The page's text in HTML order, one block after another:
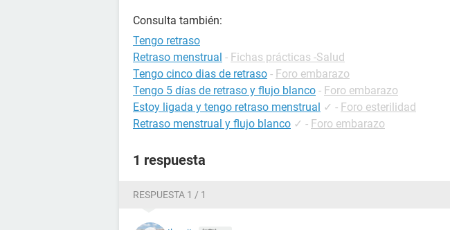
Consulta también:
Tengo retraso
Retraso menstrual - Fichas prácticas -Salud
Tengo cinco dias de retraso - Foro embarazo
Tengo 5 días de retraso y flujo blanco - Foro embarazo
Estoy ligada y tengo retraso menstrual ✓ - Foro esterilidad
Retraso menstrual y flujo blanco ✓ - Foro embarazo
1 respuesta
RESPUESTA 1 / 1